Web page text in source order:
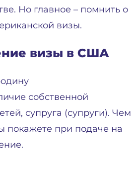
Но главное – помнить о
визы.
визы в США
собственной
супруга (супруги). Чем
покажете при подаче на